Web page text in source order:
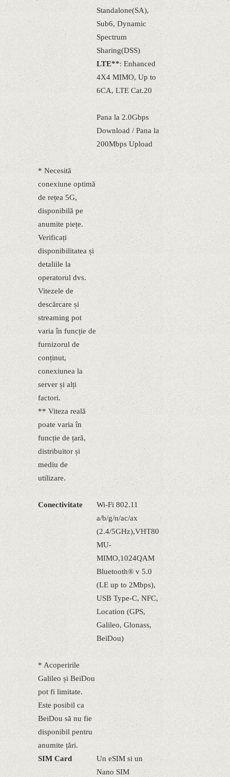
Standalone(SA),
Sub6, Dynamic
Spectrum
Sharing(DSS)
LTE**: Enhanced
4X4 MIMO, Up to
6CA, LTE Cat.20
Pana la 2.0Gbps
Download / Pana la
200Mbps Upload
* Necesită
conexiune optimă
de rețea 5G,
disponibilă pe
anumite piețe.
Verificați
disponibilitatea și
detaliile la
operatorul dvs.
Vitezele de
descărcare și
streaming pot
varia în funcție de
furnizorul de
conținut,
conexiunea la
server și alți
factori.
** Viteza reală
poate varia în
funcție de țară,
distribuitor și
mediu de
utilizare.
Conectivitate
Wi-Fi 802.11
a/b/g/n/ac/ax
(2.4/5GHz),VHT80
MU-
MIMO,1024QAM
Bluetooth® v 5.0
(LE up to 2Mbps),
USB Type-C, NFC,
Location (GPS,
Galileo, Glonass,
BeiDou)
* Acoperirile
Galileo și BeiDou
pot fi limitate.
Este posibil ca
BeiDou să nu fie
disponibil pentru
anumite țări.
SIM Card
Un eSIM si un
Nano SIM